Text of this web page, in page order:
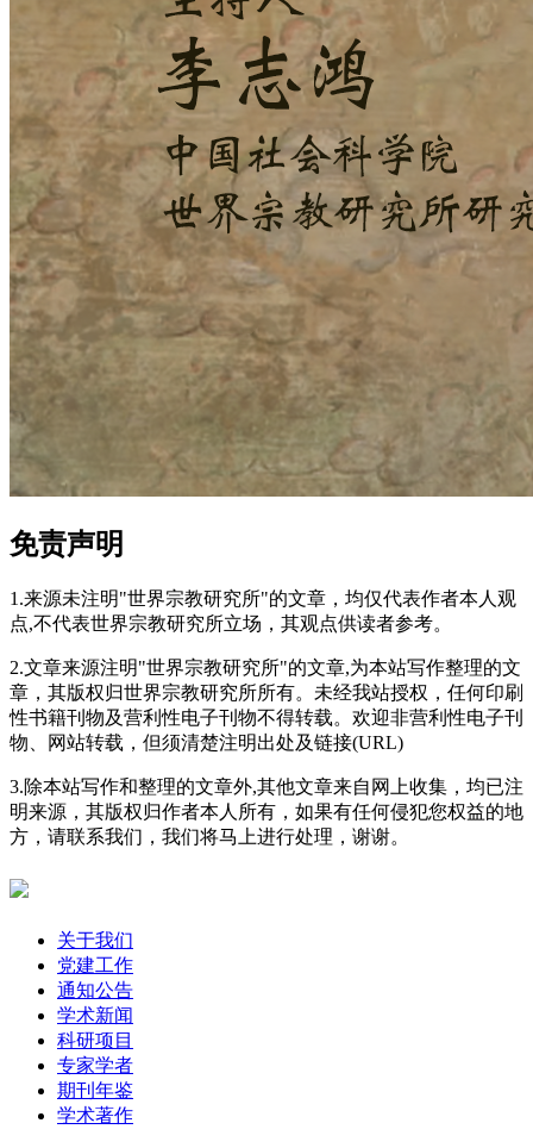
免责声明
1.来源未注明"世界宗教研究所"的文章，均仅代表作者本人观
点,不代表世界宗教研究所立场，其观点供读者参考。
2.文章来源注明"世界宗教研究所"的文章,为本站写作整理的文
章，其版权归世界宗教研究所所有。未经我站授权，任何印刷
性书籍刊物及营利性电子刊物不得转载。欢迎非营利性电子刊
物、网站转载，但须清楚注明出处及链接(URL)
3.除本站写作和整理的文章外,其他文章来自网上收集，均已注
明来源，其版权归作者本人所有，如果有任何侵犯您权益的地
方，请联系我们，我们将马上进行处理，谢谢。
关于我们
党建工作
通知公告
学术新闻
科研项目
专家学者
期刊年鉴
学术著作